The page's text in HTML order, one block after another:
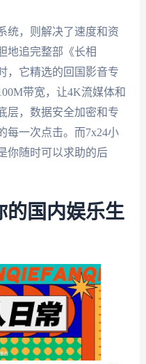
统，则解决了速度和资
地追完整部《长相
，它精选的回国影音专
带宽，让4K流媒体和
层，数据安全加密和专
每一次点击。而7x24小
你随时可以求助的后
的国内娱乐生